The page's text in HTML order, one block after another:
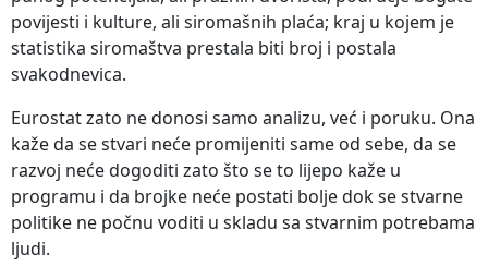
povijesti i kulture, ali siromašnih plaća; kraj u kojem je
statistika siromaštva prestala biti broj i postala
svakodnevica.
Eurostat zato ne donosi samo analizu, već i poruku. Ona
kaže da se stvari neće promijeniti same od sebe, da se
razvoj neće dogoditi zato što se to lijepo kaže u
programu i da brojke neće postati bolje dok se stvarne
politike ne počnu voditi u skladu sa stvarnim potrebama
ljudi.